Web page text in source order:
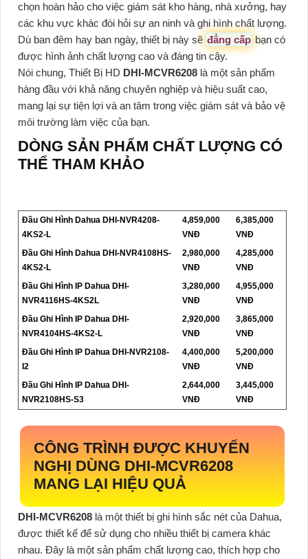
chọn hoàn hảo cho việc giám sát kho hàng, nhà xưởng, hay
các khu vực khác đòi hỏi sự an ninh và ghi hình chất lượng.
Dù ban đêm hay ban ngày, thiết bị này sẽ đẳng cấp bạn có
được hình ảnh chất lượng cao và đáng tin cậy.
Nói chung, Thiết Bị HD DHI-MCVR6208 là một sản phẩm
hàng đầu với khả năng chuyên nghiệp và hiệu suất cao,
mang lại sự tiện lợi và an tâm trong việc giám sát và bảo vệ
môi trường làm việc của bạn.
DÒNG SẢN PHẨM CHẤT LƯỢNG CÓ
THỂ THAM KHẢO
Đầu Ghi Hình Dahua DHI-NVR4208-
4KS2-L
4,859,000
VNĐ
6,385,000
VNĐ
Đầu Ghi Hình Dahua DHI-NVR4108HS-
4KS2-L
2,980,000
VNĐ
4,285,000
VNĐ
Đầu Ghi Hình IP Dahua DHI-
NVR4116HS-4KS2L
3,280,000
VNĐ
4,955,000
VNĐ
Đầu Ghi Hình IP Dahua DHI-
NVR4104HS-4KS2-L
2,920,000
VNĐ
3,865,000
VNĐ
Đầu Ghi Hình IP Dahua DHI-NVR2108-
I2
4,400,000
VNĐ
5,200,000
VNĐ
Đầu Ghi Hình IP Dahua DHI-
NVR2108HS-S3
2,644,000
VNĐ
3,445,000
VNĐ
CÔNG TRÌNH ĐƯỢC KHUYẾN
NGHỊ DÙNG DHI-MCVR6208
MANG LẠI HIỆU QUẢ
DHI-MCVR6208 là một thiết bị ghi hình sắc nét của Dahua,
được thiết kế để sử dụng cho nhiều thiết bị camera khác
nhau. Đây là một sản phẩm chất lượng cao, thích hợp cho